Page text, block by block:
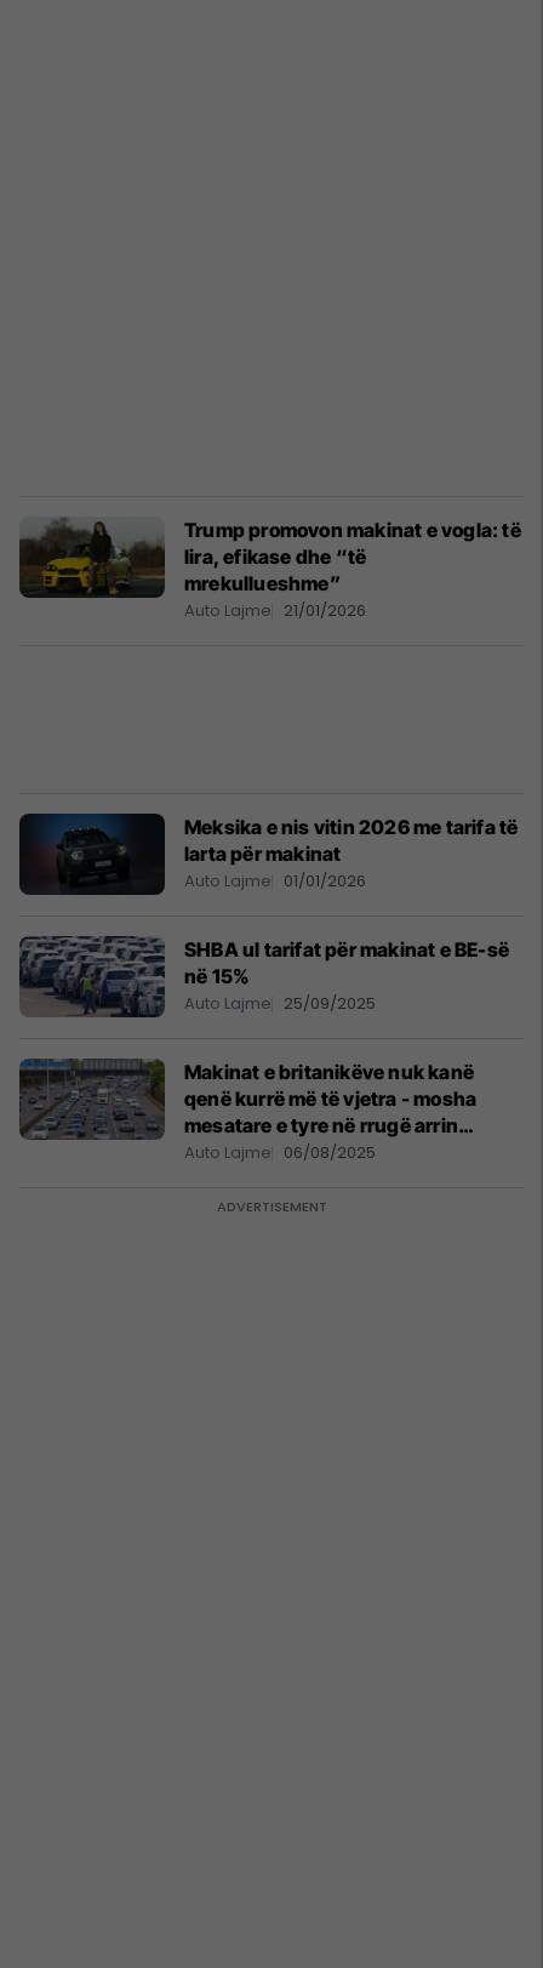
Trump promovon makinat e vogla: të
lira, efikase dhe “të
mrekullueshme”
Auto Lajme 21/01/2026
Meksika e nis vitin 2026 me tarifa të
larta për makinat
Auto Lajme 01/01/2026
SHBA ul tarifat për makinat e BE-së
në 15%
Auto Lajme 25/09/2025
Makinat e britanikëve nuk kanë
qenë kurrë më të vjetra - mosha
mesatare e tyre në rrugë arrin
rekordin e saj
Auto Lajme 06/08/2025